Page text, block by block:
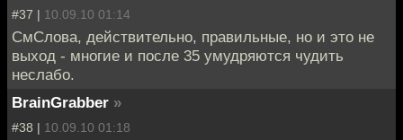
#37 | 10.09.10 01:14
СмСлова, действительно, правильные, но и это не
выход - многие и после 35 умудряются чудить
неслабо.
BrainGrabber »
#38 | 10.09.10 01:18